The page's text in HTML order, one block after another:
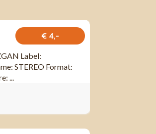
€ 4,-
Label:
STEREO Format:
...